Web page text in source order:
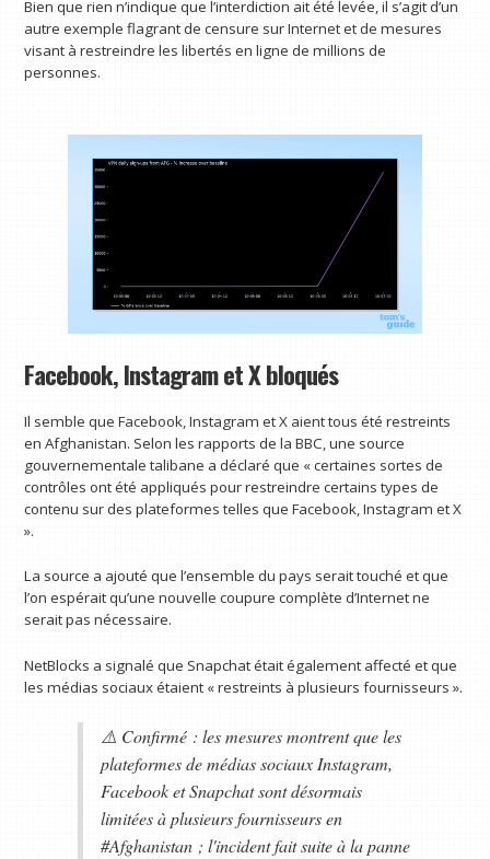
Bien que rien n’indique que l’interdiction ait été levée, il s’agit d’un
autre exemple flagrant de censure sur Internet et de mesures
visant à restreindre les libertés en ligne de millions de
personnes.
Facebook, Instagram et X bloqués
Il semble que Facebook, Instagram et X aient tous été restreints
en Afghanistan. Selon les rapports de la BBC, une source
gouvernementale talibane a déclaré que « certaines sortes de
contrôles ont été appliqués pour restreindre certains types de
contenu sur des plateformes telles que Facebook, Instagram et X
».
La source a ajouté que l’ensemble du pays serait touché et que
l’on espérait qu’une nouvelle coupure complète d’Internet ne
serait pas nécessaire.
NetBlocks a signalé que Snapchat était également affecté et que
les médias sociaux étaient « restreints à plusieurs fournisseurs ».
⚠️ Confirmé : les mesures montrent que les
plateformes de médias sociaux Instagram,
Facebook et Snapchat sont désormais
limitées à plusieurs fournisseurs en
#Afghanistan ; l'incident fait suite à la panne